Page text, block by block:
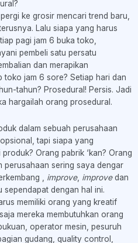
ke grosir mencari trend baru,
Lalu siapa yang harus
pagi jam 6 buka toko,
pembeli satu persatu
dan merapikan
toko jam 6 sore? Setiap hari dan
tahun? Prosedural! Persis. Jadi
hargailah orang prosedural.
dalam sebuah perusahaan
tapi siapa yang
Orang pabrik ‘kan? Orang
perusahaan sering saya dengar
, improve, improvedan
dengan hal ini.
memiliki orang yang kreatif
mereka membutuhkan orang
operator mesin, pesuruh
gudang, quality control,